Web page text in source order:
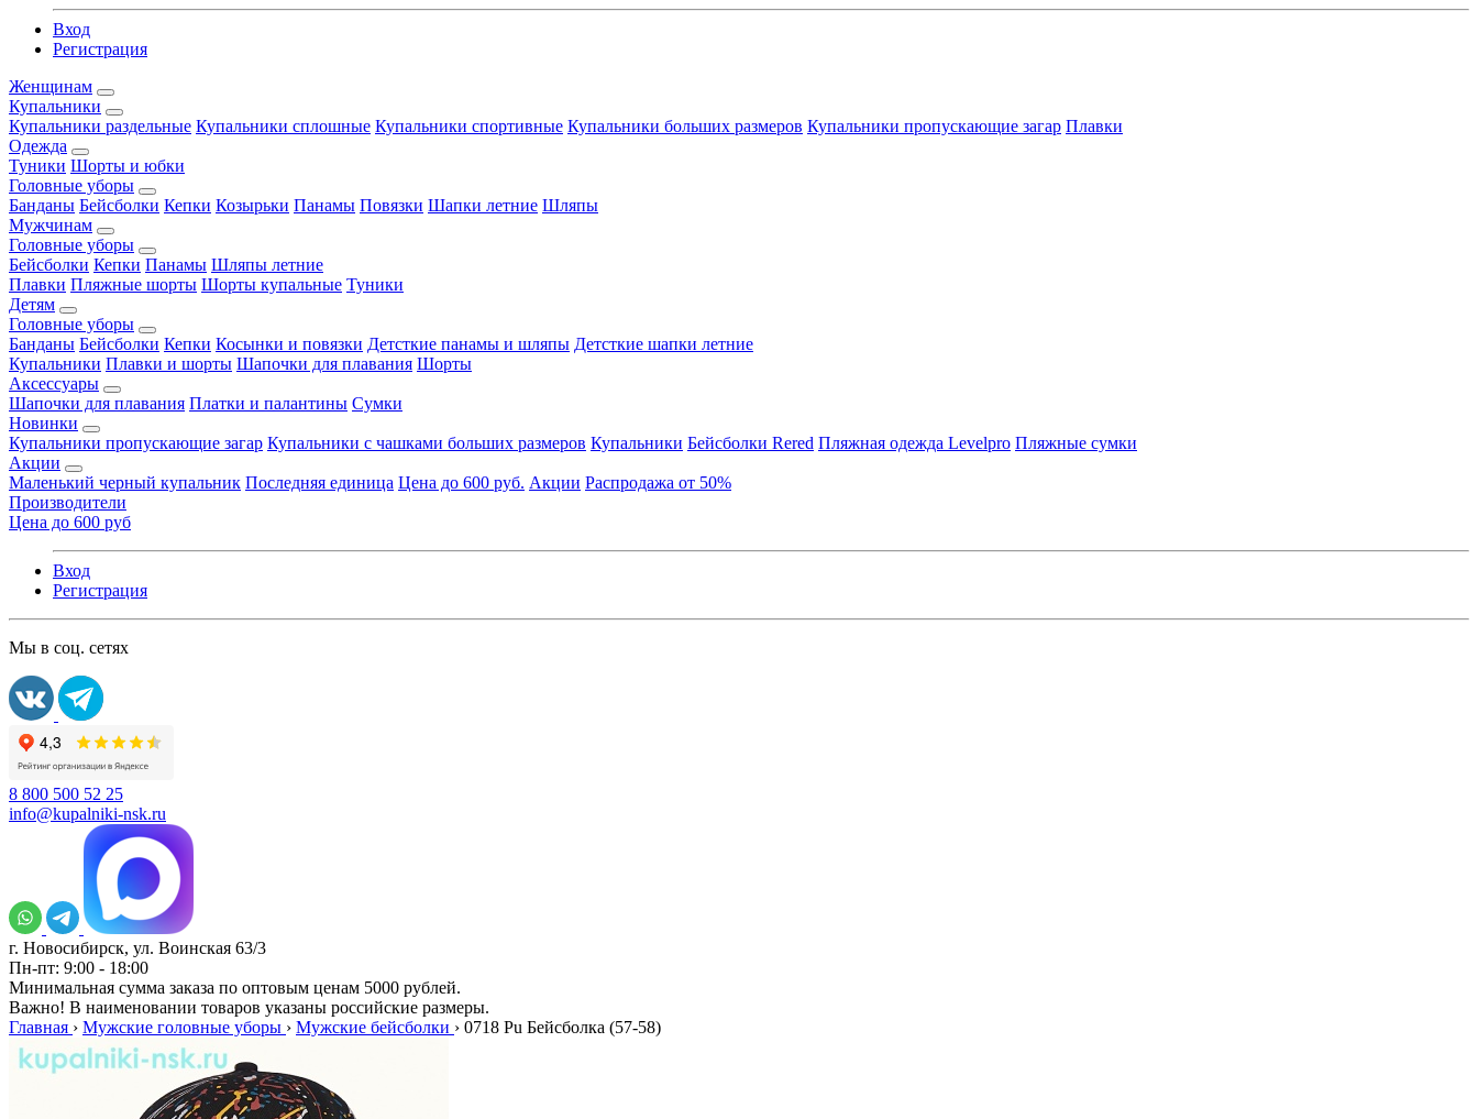
Вход
Регистрация
Женщинам
Купальники
Купальники раздельные Купальники сплошные Купальники спортивные Купальники больших размеров Купальники пропускающие загар Плавки
Одежда
Туники Шорты и юбки
Головные уборы
Банданы Бейсболки Кепки Козырьки Панамы Повязки Шапки летние Шляпы
Мужчинам
Головные уборы
Бейсболки Кепки Панамы Шляпы летние
Плавки Пляжные шорты Шорты купальные Туники
Детям
Головные уборы
Банданы Бейсболки Кепки Косынки и повязки Детсткие панамы и шляпы Детсткие шапки летние
Купальники Плавки и шорты Шапочки для плавания Шорты
Аксессуары
Шапочки для плавания Платки и палантины Сумки
Новинки
Купальники пропускающие загар Купальники с чашками больших размеров Купальники Бейсболки Rered Пляжная одежда Levelpro Пляжные сумки
Акции
Маленький черный купальник Последняя единица Цена до 600 руб. Акции Распродажа от 50%
Производители
Цена до 600 руб
Вход
Регистрация
Мы в соц. сетях
8 800 500 52 25
info@kupalniki-nsk.ru
г. Новосибирск, ул. Воинская 63/3
Пн-пт: 9:00 - 18:00
Минимальная сумма заказа по оптовым ценам 5000 рублей.
Важно! В наименовании товаров указаны российские размеры.
Главная › Мужские головные уборы › Мужские бейсболки › 0718 Pu Бейсболка (57-58)